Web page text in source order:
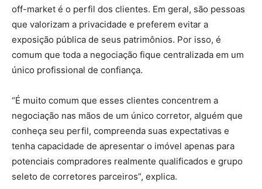
off-market é o perfil dos clientes. Em geral, são pessoas
que valorizam a privacidade e preferem evitar a
exposição pública de seus patrimônios. Por isso, é
comum que toda a negociação fique centralizada em um
único profissional de confiança.
“É muito comum que esses clientes concentrem a
negociação nas mãos de um único corretor, alguém que
conheça seu perfil, compreenda suas expectativas e
tenha capacidade de apresentar o imóvel apenas para
potenciais compradores realmente qualificados e grupo
seleto de corretores parceiros”, explica.